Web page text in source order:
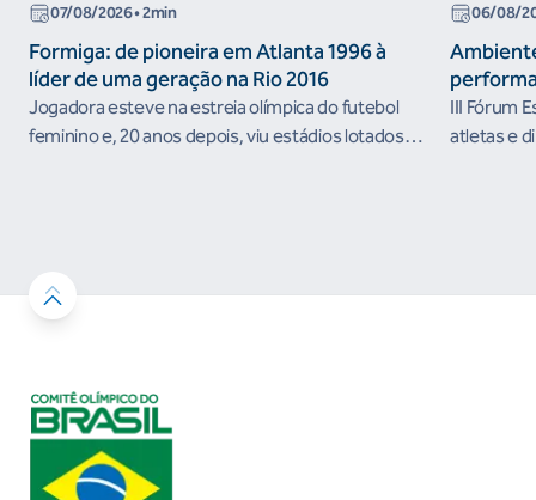
07/08/2026• 2min
Formiga: de pioneira em Atlanta 1996 à
líder de uma geração na Rio 2016
Jogadora esteve na estreia olímpica do futebol
feminino e, 20 anos depois, viu estádios lotados
06/08/
III Fórum
atletas e